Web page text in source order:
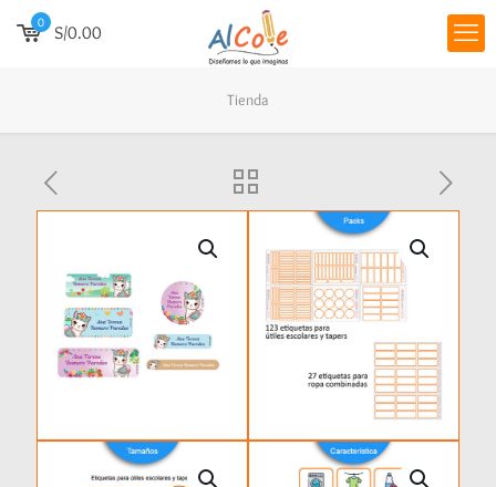
0 S/0.00
Tienda